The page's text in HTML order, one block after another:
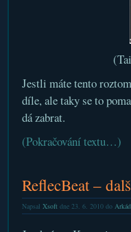
Jestli máte tento
díle, ale taky se to
dá zabrat.
(Pokračování textu…)
ReflecBeat –
Napsal Xsoftdne 23. 6. 2010 do